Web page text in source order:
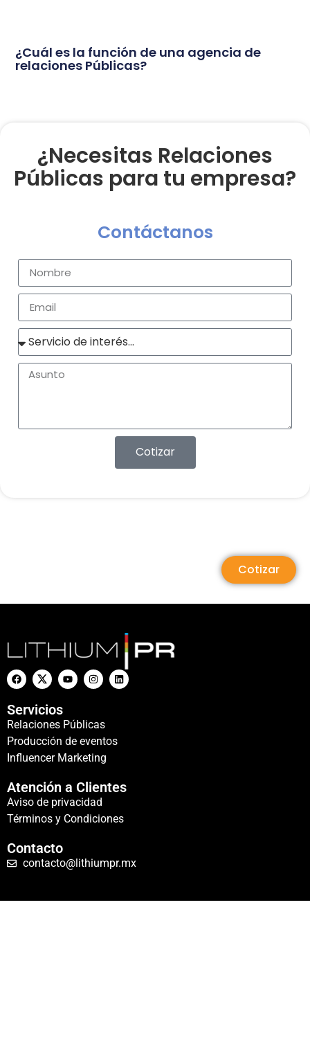
¿Cuál es la función de una agencia de
relaciones Públicas?
¿Necesitas Relaciones
Públicas para tu empresa?
Contáctanos
Cotizar
Cotizar
Servicios
Relaciones Públicas
Producción de eventos
Influencer Marketing
Atención a Clientes
Aviso de privacidad
Términos y Condiciones
Contacto
contacto@lithiumpr.mx